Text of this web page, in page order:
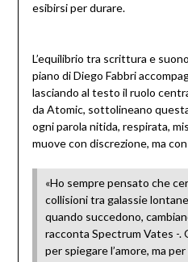
esibirsi per durare.
L’equilibrio tra scrittura e
piano di Diego Fabbri
lasciando al testo il ruolo
da Atomic, sottolineano
ogni parola nitida, respirata,
muove con discrezione, ma
«Ho sempre pensato che
collisioni tra galassie
quando succedono,
racconta Spectrum Vates -.
per spiegare l’amore, ma